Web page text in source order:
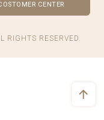
CENTER
RIGHTS RESERVED.